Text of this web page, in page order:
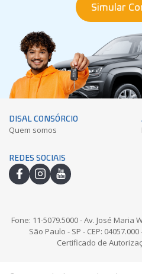
Simular
DISAL CONSÓRCIO
Quem somos
REDES SOCIAIS
facebookinstagram
youtube
Fone: 11-5079.5000 - Av. José
São Paulo - SP - CEP:
Certificado de